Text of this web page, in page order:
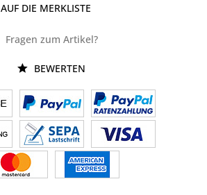
AUF DIE MERKLISTE
Fragen zum Artikel?
BEWERTEN